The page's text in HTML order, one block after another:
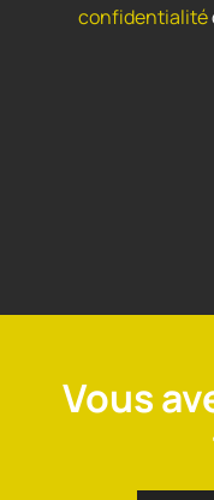
confidentialité
Vous